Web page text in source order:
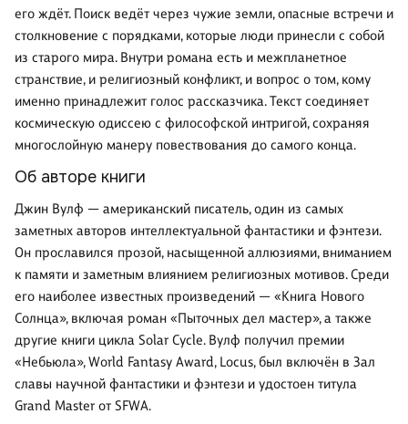
его ждёт. Поиск ведёт через чужие земли, опасные встречи и
столкновение с порядками, которые люди принесли с собой
из старого мира. Внутри романа есть и межпланетное
странствие, и религиозный конфликт, и вопрос о том, кому
именно принадлежит голос рассказчика. Текст соединяет
космическую одиссею с философской интригой, сохраняя
многослойную манеру повествования до самого конца.
Об авторе книги
Джин Вулф — американский писатель, один из самых
заметных авторов интеллектуальной фантастики и фэнтези.
Он прославился прозой, насыщенной аллюзиями, вниманием
к памяти и заметным влиянием религиозных мотивов. Среди
его наиболее известных произведений — «Книга Нового
Солнца», включая роман «Пыточных дел мастер», а также
другие книги цикла Solar Cycle. Вулф получил премии
«Небьюла», World Fantasy Award, Locus, был включён в Зал
славы научной фантастики и фэнтези и удостоен титула
Grand Master от SFWA.